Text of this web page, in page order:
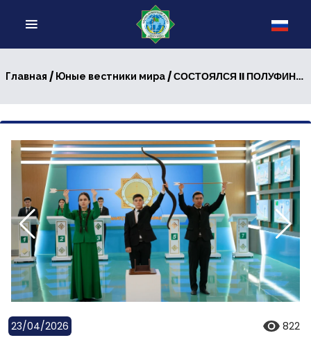
Главная / Юные вестники мира/ СОСТОЯЛСЯ II ПОЛУФИНАЛ V СЕЗОНА ИНТЕЛЛЕКТУАЛЬНОГО КОНКУРСА «ЮНЫЕ ВЕСТНИКИ МИРА»
23/04/2026 822